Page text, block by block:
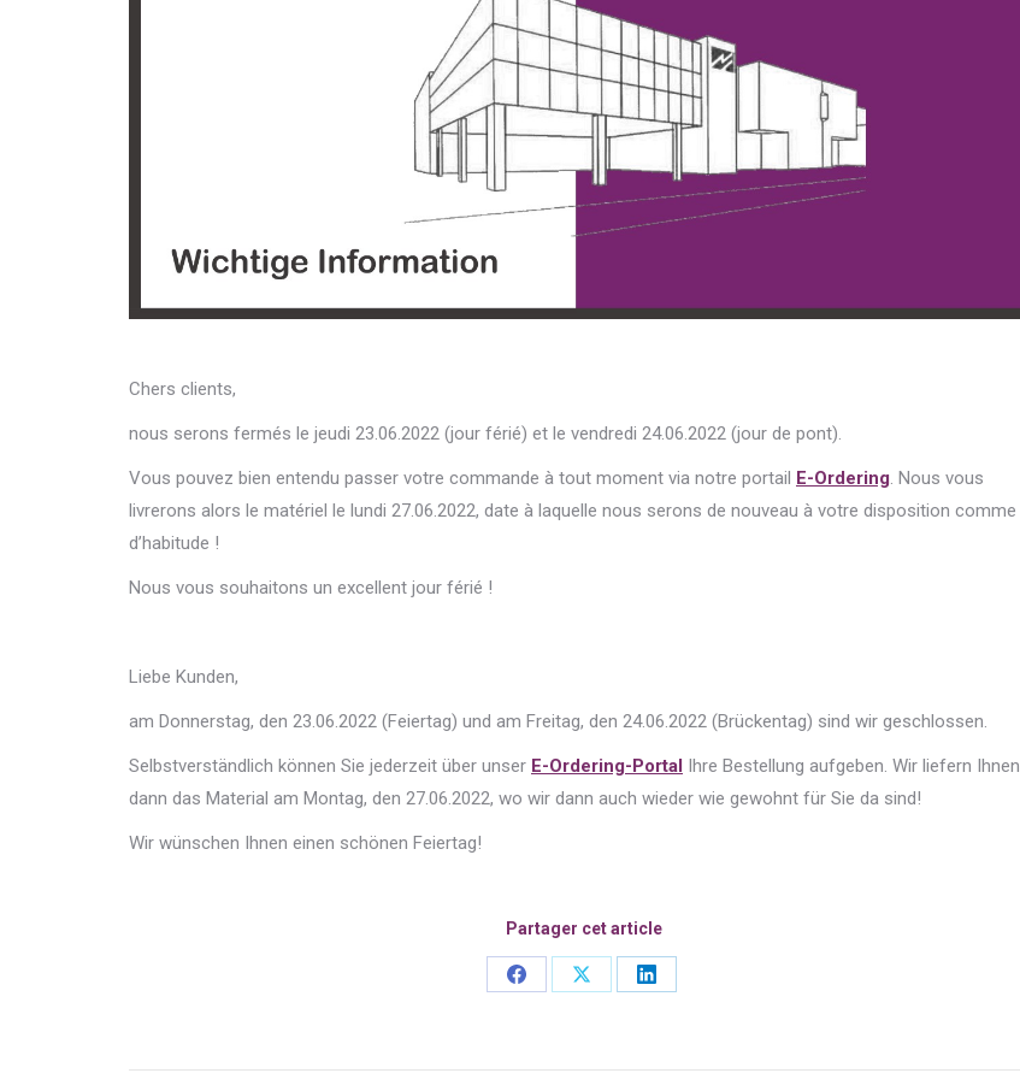
Chers clients,
nous serons fermés le jeudi 23.06.2022 (jour férié) et le vendredi 24.06.2022 (jour de pont).
Vous pouvez bien entendu passer votre commande à tout moment via notre portail E-Ordering. Nous vous
livrerons alors le matériel le lundi 27.06.2022, date à laquelle nous serons de nouveau à votre disposition comme
d’habitude !
Nous vous souhaitons un excellent jour férié !
Liebe Kunden,
am Donnerstag, den 23.06.2022 (Feiertag) und am Freitag, den 24.06.2022 (Brückentag) sind wir geschlossen.
Selbstverständlich können Sie jederzeit über unser E-Ordering-Portal Ihre Bestellung aufgeben. Wir liefern Ihnen
dann das Material am Montag, den 27.06.2022, wo wir dann auch wieder wie gewohnt für Sie da sind!
Wir wünschen Ihnen einen schönen Feiertag!
Partager cet article
Share
Share
Share